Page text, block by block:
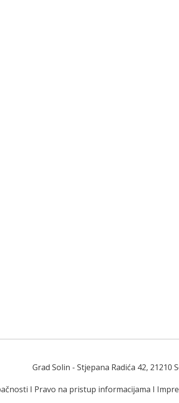
Grad Solin - Stjepana Radića 42, 21210
I Pravo na pristup informacijama I